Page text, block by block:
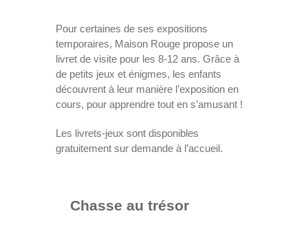
Pour certaines de ses expositions
temporaires, Maison Rouge propose un
livret de visite pour les 8-12 ans. Grâce à
de petits jeux et énigmes, les enfants
découvrent à leur manière l’exposition en
cours, pour apprendre tout en s’amusant !
Les livrets-jeux sont disponibles
gratuitement sur demande à l’accueil.
Chasse au trésor